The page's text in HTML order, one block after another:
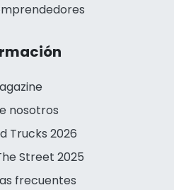
nosotros
Trucks 2026
Street 2025
frecuentes